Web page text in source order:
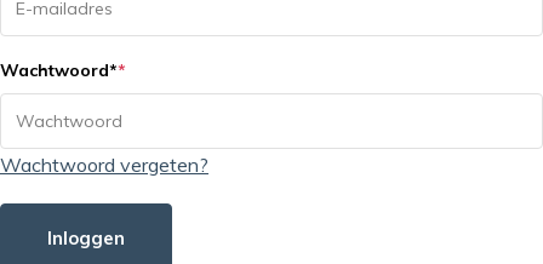
Wachtwoord**
Wachtwoord vergeten?
Inloggen